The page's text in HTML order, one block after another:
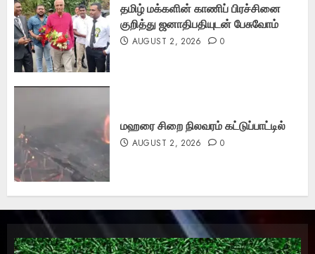
தமிழ் மக்களின் காணிப் பிரச்சினை
குறித்து ஜனாதிபதியுடன் பேசுவோம்
AUGUST 2, 2026 0
மஹரை சிறை நிலவரம் கட்டுப்பாட்டில்
AUGUST 2, 2026 0